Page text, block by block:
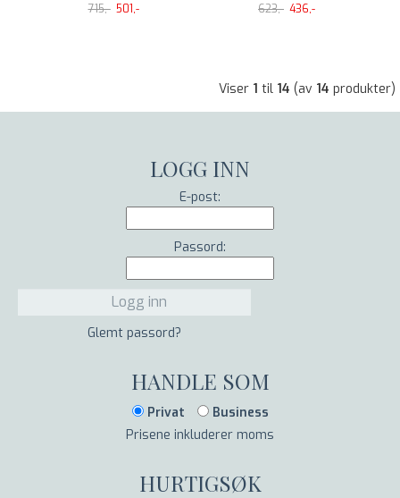
715,- 501,-
623,- 436,-
Viser 1 til 14 (av 14 produkter)
LOGG INN
E-post:
Passord:
Glemt passord?
HANDLE SOM
Privat
Business
Prisene inkluderer moms
HURTIGSØK